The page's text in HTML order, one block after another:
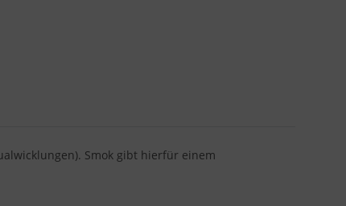
Smok gibt hierfür einem